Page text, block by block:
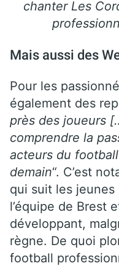
chanter Les
Mais aussi des
Pour les
également des
près des joueurs
comprendre la
acteurs du football
demain“. C’est
qui suit les jeunes
l’équipe de Brest
développant,
règne. De quoi
football